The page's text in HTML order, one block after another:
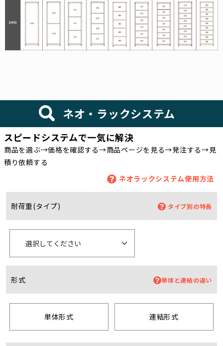
ネオ・ラックシステム
スピードシステムで一気に解決
商品を選ぶ→価格を確認する→商品ページを見る→発注する→見
積り依頼する
ネオラックシステム使用方法
耐荷重(タイプ) タイプ別の特長
形式 単体と連結の違い
単体形式 連結形式